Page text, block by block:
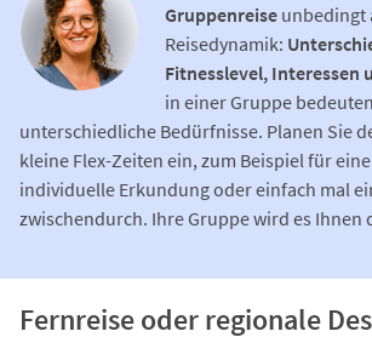
Gruppenreise unbedingt
Reisedynamik:
Fitnesslevel, Interessen
in einer Gruppe
unterschiedliche Bedürfnisse. Planen Sie
kleine Flex-Zeiten ein, zum Beispiel für
individuelle Erkundung oder einfach mal
zwischendurch. Ihre Gruppe wird es Ihnen
Fernreise oder regionale